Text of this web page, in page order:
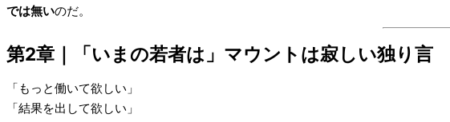
では無いのだ。
第2章 ｜ 「いまの若者は」マウントは寂しい独り言
「もっと働いて欲しい」
「結果を出して欲しい」